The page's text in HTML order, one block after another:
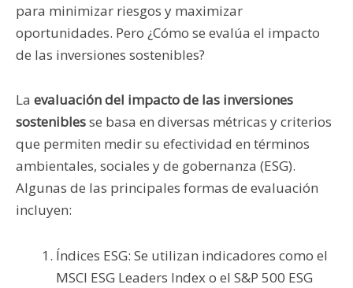
para minimizar riesgos y maximizar
oportunidades. Pero ¿Cómo se evalúa el impacto
de las inversiones sostenibles?
La evaluación del impacto de las inversiones
sosteniblesse basa en diversas métricas y criterios
que permiten medir su efectividad en términos
ambientales, sociales y de gobernanza (ESG).
Algunas de las principales formas de evaluación
incluyen:
Índices ESG: Se utilizan indicadores como el
MSCI ESG Leaders Index o el S&P 500 ESG